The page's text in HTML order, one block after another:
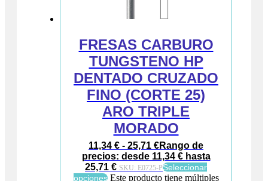
FRESAS CARBURO
TUNGSTENO HP
DENTADO CRUZADO
FINO (CORTE 25)
ARO TRIPLE
MORADO
11,34 € - 25,71 €Rango de
precios: desde 11,34 € hasta
25,71 € SKU: E0725-PSeleccionar
opciones Este producto tiene múltiples